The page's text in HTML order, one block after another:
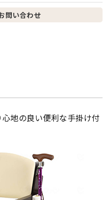
問い合わせ
心地の良い便利な手掛け付